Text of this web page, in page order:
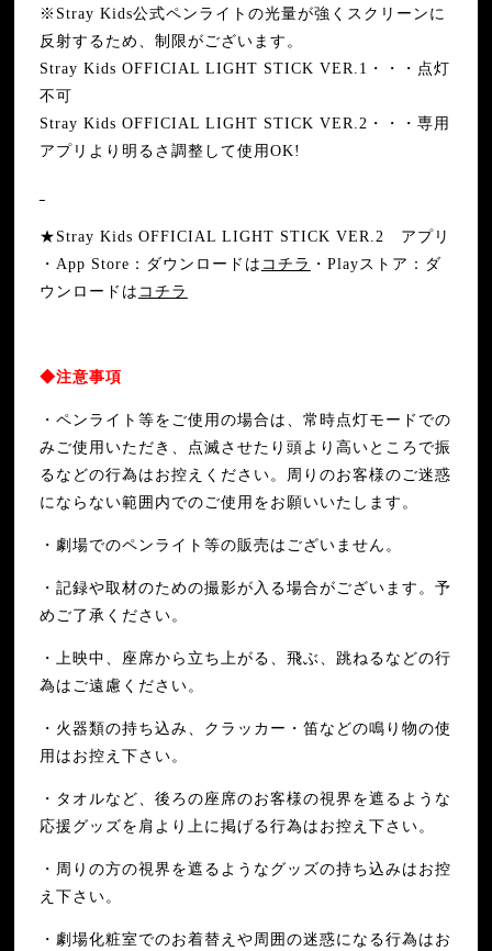
※Stray Kids公式ペンライトの光量が強くスクリーンに
反射するため、制限がございます。
Stray Kids OFFICIAL LIGHT STICK VER.1・・・点灯
不可
Stray Kids OFFICIAL LIGHT STICK VER.2・・・専用
アプリより明るさ調整して使用OK!
★Stray Kids OFFICIAL LIGHT STICK VER.2 アプリ
・App Store：ダウンロードは コチラ ・Playストア：ダ
ウンロードは コチラ
◆注意事項
・ペンライト等をご使用の場合は、常時点灯モードでの
みご使用いただき、点滅させたり頭より高いところで振
るなどの行為はお控えください。周りのお客様のご迷惑
にならない範囲内でのご使用をお願いいたします。
・劇場でのペンライト等の販売はございません。
・記録や取材のための撮影が入る場合がございます。予
めご了承ください。
・上映中、座席から立ち上がる、飛ぶ、跳ねるなどの行
為はご遠慮ください。
・火器類の持ち込み、クラッカー・笛などの鳴り物の使
用はお控え下さい。
・タオルなど、後ろの座席のお客様の視界を遮るような
応援グッズを肩より上に掲げる行為はお控え下さい。
・周りの方の視界を遮るようなグッズの持ち込みはお控
え下さい。
・劇場化粧室でのお着替えや周囲の迷惑になる行為はお